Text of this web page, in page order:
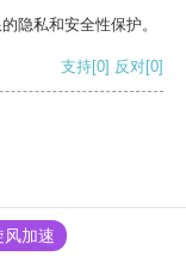
隐私和安全性保护。
支持[0] 反对[0]
风加速